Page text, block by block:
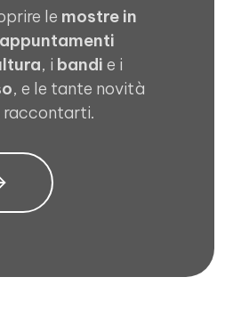
le mostre in
appuntamenti
, i bandi e i
, e le tante novità
raccontarti.